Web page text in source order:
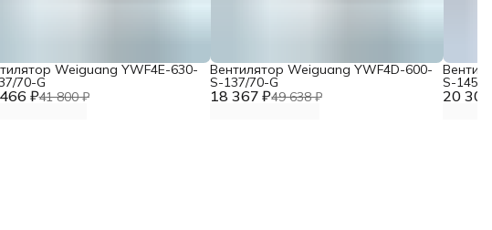
₽41 800 ₽
Weiguang YWF4E-630-
70-G
18 367 ₽49 638 ₽
Вентилятор Weiguang YWF4D-600-
S-137/70-G
20
S-145/